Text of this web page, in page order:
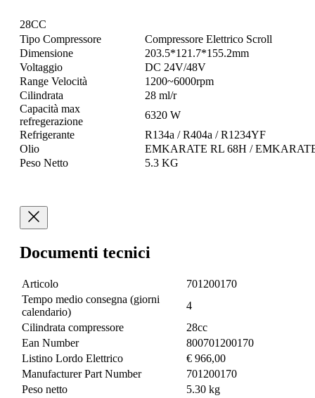
28CC
Tipo Compressore
Compressore Elettrico Scroll
Dimensione
203.5*121.7*155.2mm
Voltaggio
DC 24V/48V
Range Velocità
1200~6000rpm
Cilindrata
28 ml/r
Capacità max
refregerazione
6320 W
Refrigerante
R134a / R404a / R1234YF
Olio
EMKARATE RL 68H /
Peso Netto
5.3 KG
Documenti tecnici
Articolo
701200170
Tempo medio consegna (giorni
calendario)
4
Cilindrata compressore
28cc
Ean Number
800701200170
Listino Lordo Elettrico
€ 966,00
Manufacturer Part Number
701200170
Peso netto
5.30 kg